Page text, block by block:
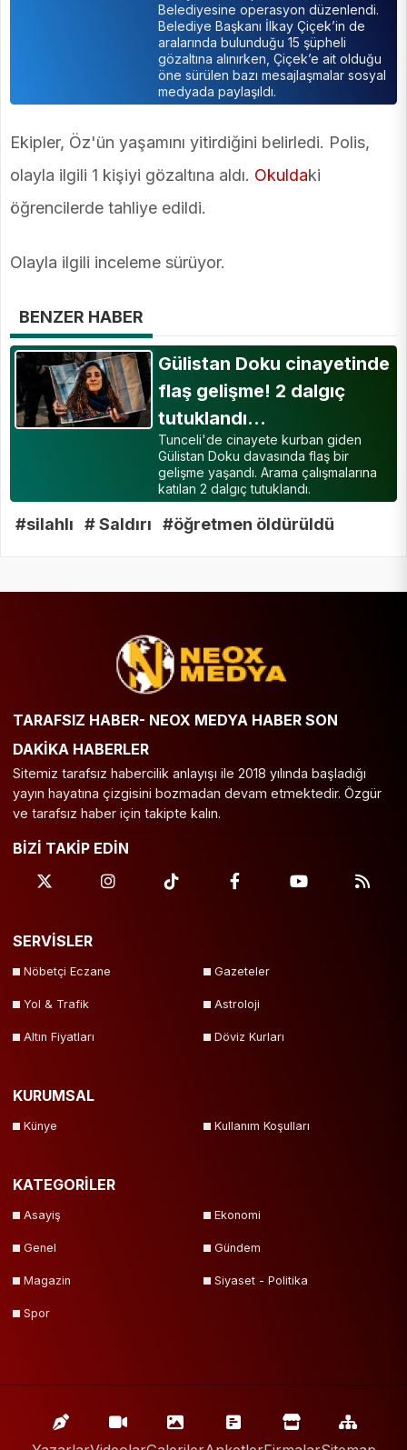
Belediyesine operasyon düzenlendi.
Belediye Başkanı İlkay Çiçek’in de
aralarında bulunduğu 15 şüpheli
gözaltına alınırken, Çiçek’e ait olduğu
öne sürülen bazı mesajlaşmalar sosyal
medyada paylaşıldı.
Ekipler, Öz'ün yaşamını yitirdiğini belirledi. Polis,
olayla ilgili 1 kişiyi gözaltına aldı. Okuldaki
öğrencilerde tahliye edildi.
Olayla ilgili inceleme sürüyor.
BENZER HABER
Gülistan Doku cinayetinde
flaş gelişme! 2 dalgıç
tutuklandı…
Tunceli'de cinayete kurban giden
Gülistan Doku davasında flaş bir
gelişme yaşandı. Arama çalışmalarına
katılan 2 dalgıç tutuklandı.
#silahlı # Saldırı #öğretmen öldürüldü
TARAFSIZ HABER- NEOX MEDYA HABER SON
DAKİKA HABERLER
Sitemiz tarafsız habercilik anlayışı ile 2018 yılında başladığı
yayın hayatına çizgisini bozmadan devam etmektedir. Özgür
ve tarafsız haber için takipte kalın.
BİZİ TAKİP EDİN
SERVİSLER
Nöbetçi Eczane Gazeteler
Yol & Trafik Astroloji
Altın Fiyatları Döviz Kurları
KURUMSAL
Künye Kullanım Koşulları
KATEGORİLER
Asayiş Ekonomi
Genel Gündem
Magazin Siyaset - Politika
Spor